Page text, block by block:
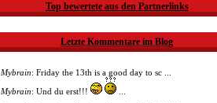
Top bewertete aus den Partnerlinks
Letzte Kommentare im Blog
Mybrain: Friday the 13th is a good day to sc ...
Mybrain: Und du erst!!!